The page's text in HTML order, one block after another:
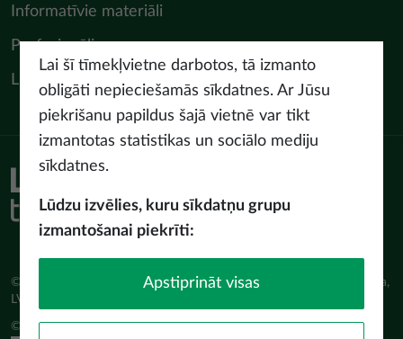
Informatīvie materiāli
Profesionāļiem
LIAA Tūrisma departaments
© Latvijas Investīciju un attīstības aģentūra (LIAA) Pērses iela 2, Rīga,
LV-1442 www.liaa.gov.lv
© 2026 latvia.travel. All rights reserved
Lietošanas noteikumi
Lai šī tīmekļvietne darbotos, tā izmanto
obligāti nepieciešamās sīkdatnes. Ar Jūsu
piekrišanu papildus šajā vietnē var tikt
izmantotas statistikas un sociālo mediju
sīkdatnes.
Lūdzu izvēlies, kuru sīkdatņu grupu
izmantošanai piekrīti:
Apstiprināt visas